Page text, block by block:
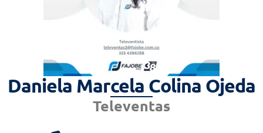
Daniela Marcela Colina Ojeda
Televentas